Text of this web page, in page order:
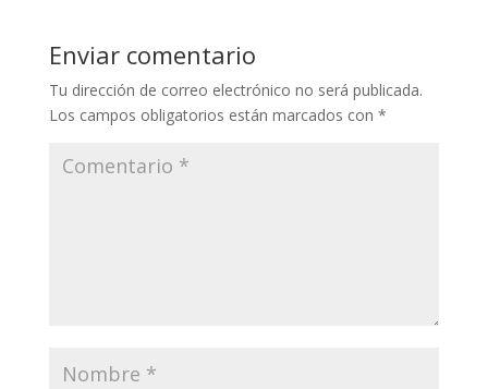
Enviar comentario
Tu dirección de correo electrónico no será publicada.
Los campos obligatorios están marcados con *